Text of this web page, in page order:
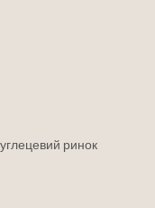
ринок